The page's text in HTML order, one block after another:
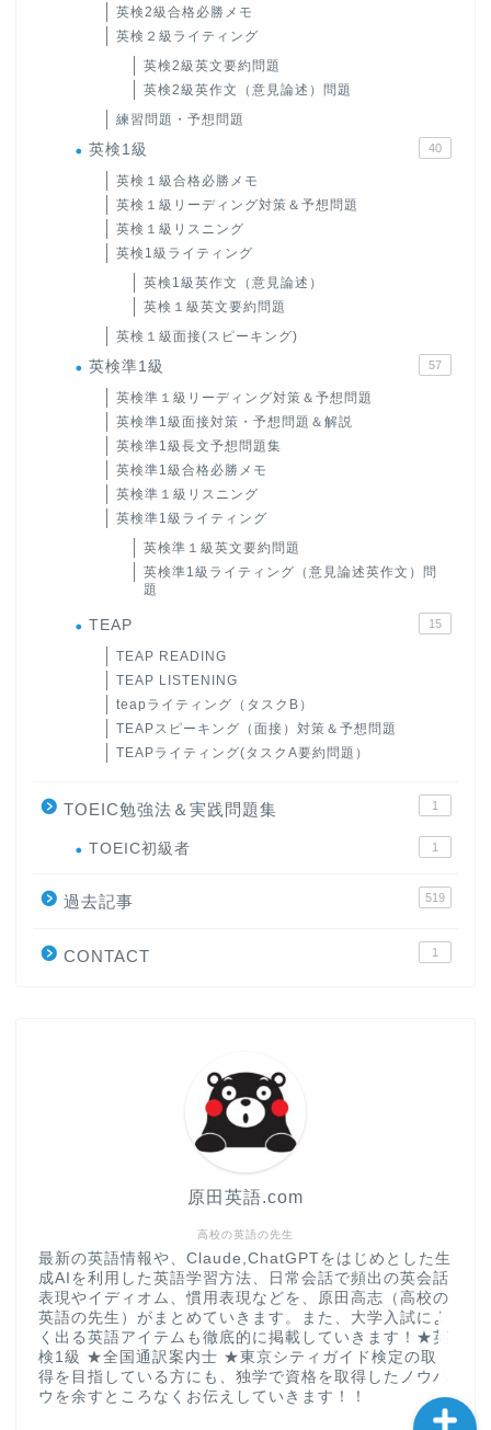
英検2級合格必勝メモ
英検２級ライティング
英検2級英文要約問題
英検2級英作文（意見論述）問題
練習問題・予想問題
英検1級 40
英検１級合格必勝メモ
英検１級リーディング対策＆予想問題
英検１級リスニング
英検1級ライティング
英検1級英作文（意見論述）
英検１級英文要約問題
英検１級面接(スピーキング)
英検準1級 57
英検準１級リーディング対策＆予想問題
英検準1級面接対策・予想問題＆解説
英検準1級長文予想問題集
英検準1級合格必勝メモ
英検準１級リスニング
英検準1級ライティング
英検準１級英文要約問題
英検準1級ライティング（意見論述英作文）問
題
TEAP 15
TEAP READING
TEAP LISTENING
teapライティング（タスクB）
TEAPスピーキング（面接）対策＆予想問題
TEAPライティング(タスクA要約問題）
TOEIC勉強法＆実践問題集 1
TOEIC初級者 1
過去記事 519
CONTACT 1
高校の英語の先生
原田英語.com
最新の英語情報や、Claude,ChatGPTをはじめとした生
成AIを利用した英語学習方法、日常会話で頻出の英会話
表現やイディオム、慣用表現などを、原田高志（高校の
英語の先生）がまとめていきます。また、大学入試によ
く出る英語アイテムも徹底的に掲載していきます！★英
検1級 ★全国通訳案内士 ★東京シティガイド検定の取
得を目指している方にも、独学で資格を取得したノウハ
ウを余すところなくお伝えしていきます！！
大学入試英語対策講座
英語名言・格言・カッコい
い英語＆素敵な英文フレー
CONTACT